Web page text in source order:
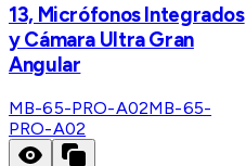
13, Micrófonos Integrados
y Cámara Ultra Gran
Angular
MB-65-PRO-A02MB-65-
PRO-A02